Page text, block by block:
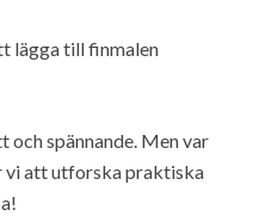
lägga till finmalen
spännande. Men var
vi att utforska praktiska